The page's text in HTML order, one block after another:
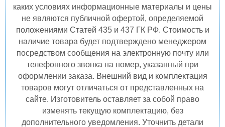
каких условиях информационные материалы и цены
не являются публичной офертой, определяемой
положениями Статей 435 и 437 ГК РФ. Стоимость и
наличие товара будет подтверждено менеджером
посредством сообщения на электронную почту или
телефонного звонка на номер, указанный при
оформлении заказа. Внешний вид и комплектация
товаров могут отличаться от представленных на
сайте. Изготовитель оставляет за собой право
изменять текущую комплектацию, без
дополнительного уведомления. Уточнить детали